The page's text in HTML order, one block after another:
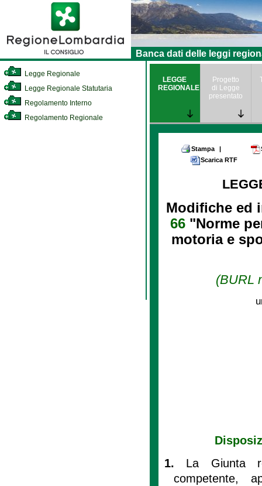
Banca dati delle leggi
Legge Regionale
Legge Regionale Statutaria
Regolamento Interno
Regolamento Regionale
LEGGE
REGIONALE
Progetto
di Legge
presentato
Stampa |
Scarica RTF
Modifiche ed
66"Norme
motoria e
(BURL
1. La Giunta
competente,